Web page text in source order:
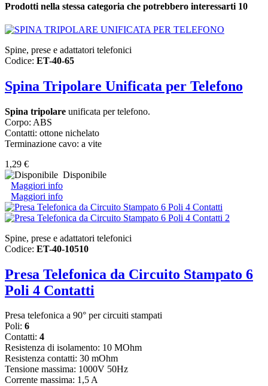
Prodotti nella stessa categoria che potrebbero interessarti 10
Spine, prese e adattatori telefonici
Codice: ET-40-65
Spina Tripolare Unificata per Telefono
Spina tripolare unificata per telefono.
Corpo: ABS
Contatti: ottone nichelato
Terminazione cavo: a vite
1,29 €
Disponibile
Maggiori info
Maggiori info
Spine, prese e adattatori telefonici
Codice: ET-40-10510
Presa Telefonica da Circuito Stampato 6
Poli 4 Contatti
Presa telefonica a 90° per circuiti stampati
Poli: 6
Contatti: 4
Resistenza di isolamento: 10 MOhm
Resistenza contatti: 30 mOhm
Tensione massima: 1000V 50Hz
Corrente massima: 1,5 A